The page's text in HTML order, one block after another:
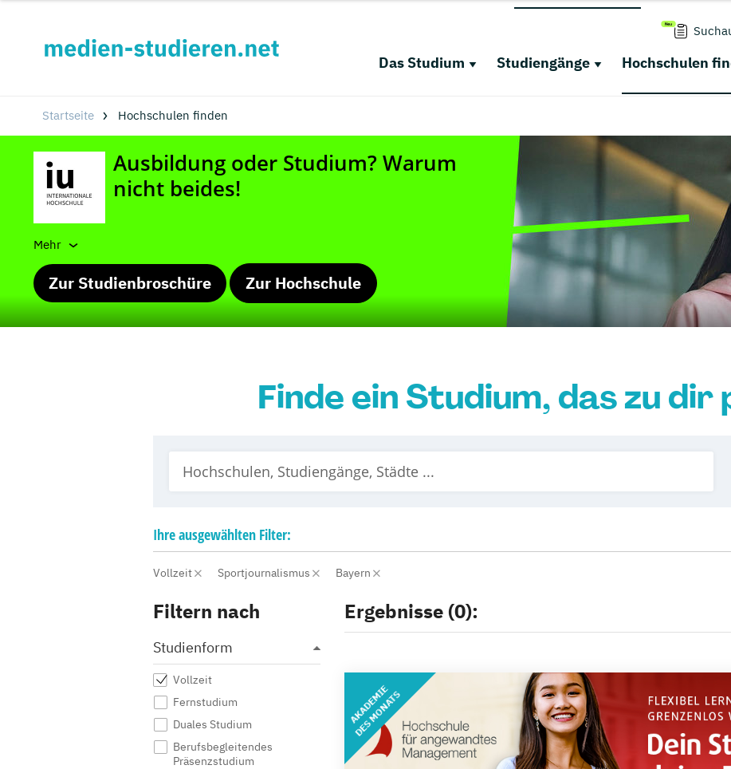
Das Studium Studiengänge Hochschulen
Startseite Hochschulen finden
Mehr
Zur Studienbroschüre Zur Hochschule
Finde ein Studium, das zu dir
Ihreausgewählten Filter:
Vollzeit Sportjournalismus Bayern
Filtern nach
Studienform
Vollzeit
Fernstudium
Duales Studium
Berufsbegleitendes
Präsenzstudium
Ergebnisse (0):
AKADEMIE
DES MONATS